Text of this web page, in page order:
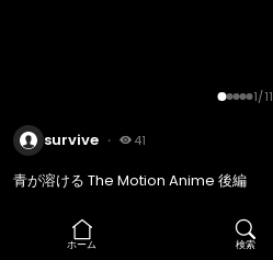
1/11
survive ・ 41
青が溶ける The Motion Anime 後編
ホーム 検索